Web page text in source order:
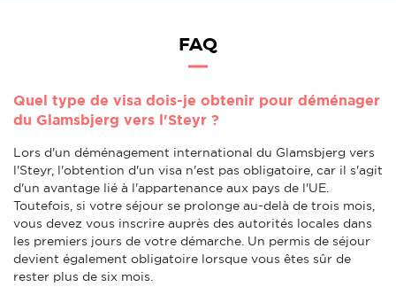
FAQ
Quel type de visa dois-je obtenir pour déménager
du Glamsbjerg vers l'Steyr ?
Lors d'un déménagement international du Glamsbjerg vers
l'Steyr, l'obtention d'un visa n'est pas obligatoire, car il s'agit
d'un avantage lié à l'appartenance aux pays de l'UE.
Toutefois, si votre séjour se prolonge au-delà de trois mois,
vous devez vous inscrire auprès des autorités locales dans
les premiers jours de votre démarche. Un permis de séjour
devient également obligatoire lorsque vous êtes sûr de
rester plus de six mois.